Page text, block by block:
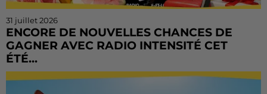
31 juillet 2026
ENCORE DE NOUVELLES CHANCES DE
GAGNER AVEC RADIO INTENSITÉ CET
ÉTÉ...
Vous n'avez pas encore tenté votre chance ? Ou vous